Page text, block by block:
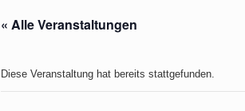
« Alle Veranstaltungen
Diese Veranstaltung hat bereits stattgefunden.